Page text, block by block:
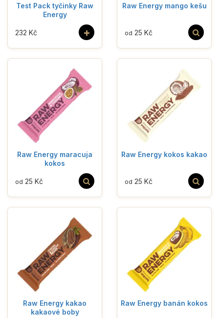
Test Pack tyčinky Raw
Energy
+
232 Kč
Raw Energy mango kešu
od 25 Kč
Raw Energy maracuja
kokos
od 25 Kč
Raw Energy kokos kakao
od 25 Kč
Raw Energy kakao
kakaové boby
Raw Energy banán kokos